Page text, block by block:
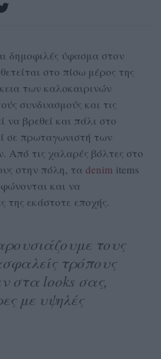
δημοφιλές ύφασμα στον
στο πίσω μέρος της
των καλοκαιρινών
συνδυασμούς και τις
να βρεθεί και πάλι στο
σε πρωταγωνιστή των
Από τις χαλαρές βόλτες στο
στην πόλη, τα denim items
και να
της εκάστοτε εποχής.
τους
τρόπους
στα looks σας,
με υψηλές